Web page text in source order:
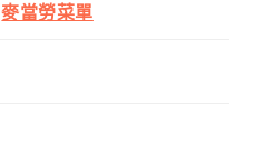
麥當勞菜單